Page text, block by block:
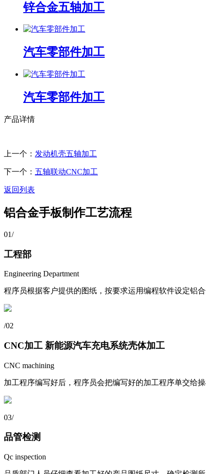
锌合金五轴加工
汽车零部件加工
汽车零部件加工
产品详情
上一个： 发动机壳五轴加工
下一个： 五轴联动CNC加工
返回列表
铝合金手板制作工艺流程
01/
工程部
Engineering Department
程序员根据客户提供的图纸，按要求运用编程软件设定铝
/02
CNC加工 新能源汽车充电系统壳体加工
CNC machining
加工程序编写好后，程序员会把编写好的加工程序单交给
03/
品管检测
Qc inspection